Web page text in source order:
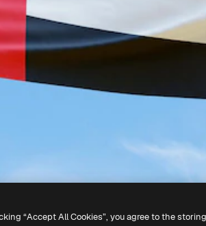
“Accept All Cookies”, you agree to the